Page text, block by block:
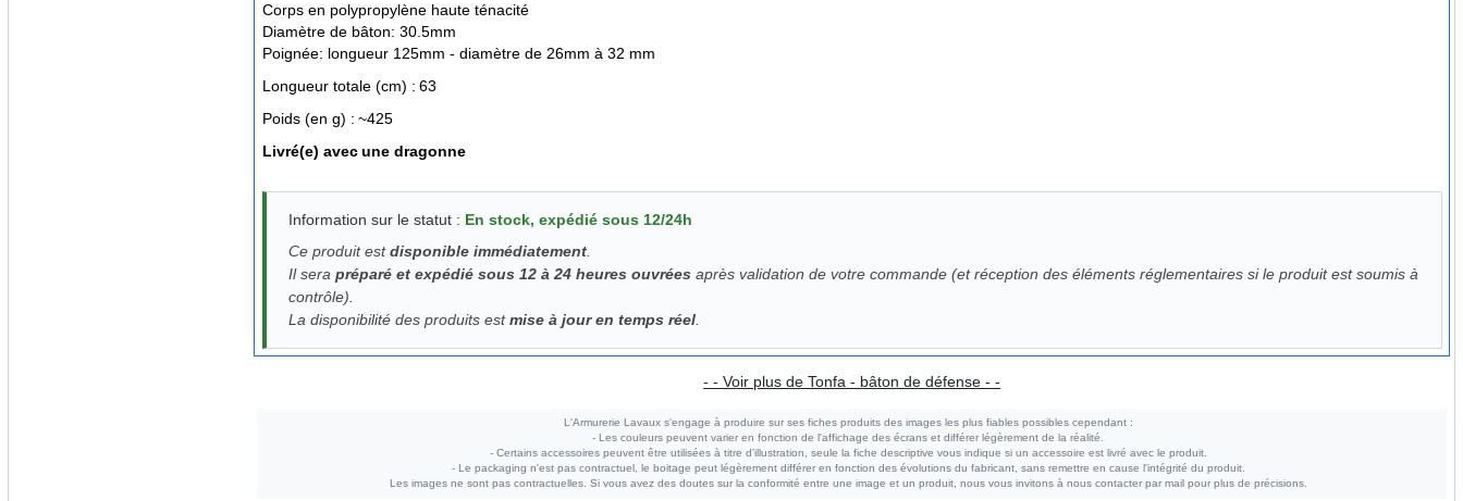
Corps en polypropylène haute ténacité
Diamètre de bâton: 30.5mm
Poignée: longueur 125mm - diamètre de 26mm à 32 mm
Longueur totale (cm) : 63
Poids (en g) : ~425
Livré(e) avec une dragonne
Information sur le statut : En stock, expédié sous 12/24h
Ce produit estdisponible immédiatement.
Il sera préparé et expédié sous 12 à 24 heures ouvréesaprès validation de votre commande (et réception des éléments réglementaires si le produit est soumis à
contrôle).
La disponibilité des produits estmise à jour en temps réel.
- - Voir plus de Tonfa - bâton de défense - -
L'Armurerie Lavaux s'engage à produire sur ses fiches produits des images les plus fiables possibles cependant :
- Les couleurs peuvent varier en fonction de l'affichage des écrans et différer légèrement de la réalité.
- Certains accessoires peuvent être utilisées à titre d'illustration, seule la fiche descriptive vous indique si un accessoire est livré avec le produit.
- Le packaging n'est pas contractuel, le boitage peut légèrement différer en fonction des évolutions du fabricant, sans remettre en cause l'intégrité du produit.
Les images ne sont pas contractuelles. Si vous avez des doutes sur la conformité entre une image et un produit, nous vous invitons à nous contacter par mail pour plus de précisions.